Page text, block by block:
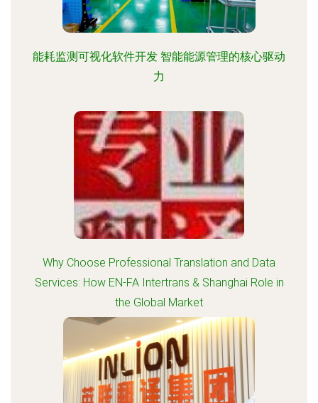
能耗监测可视化软件开发 智能能源管理的核心驱动
力
Why Choose Professional Translation and Data
Services: How EN-FA Intertrans & Shanghai Role in
the Global Market